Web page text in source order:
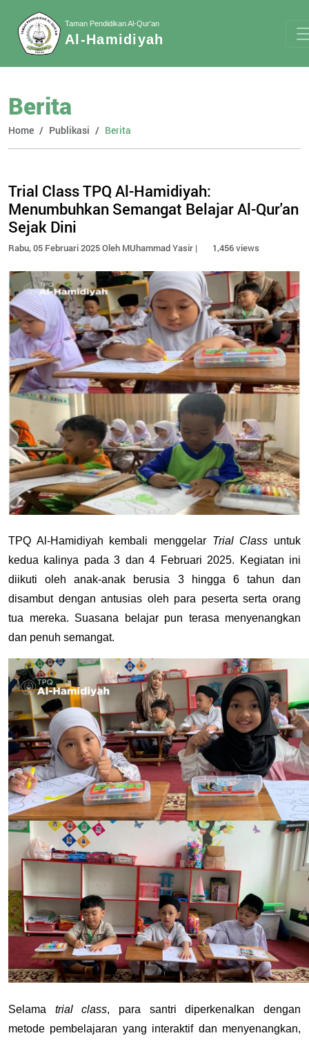
Taman Pendidikan Al-Qur'an
Al-Hamidiyah
Berita
Home Publikasi Berita
Trial Class TPQ Al-Hamidiyah:
Menumbuhkan Semangat Belajar Al-Qur'an
Sejak Dini
Rabu, 05 Februari 2025 Oleh MUhammad Yasir | 1,456 views
TPQ Al-Hamidiyah kembali menggelar Trial Class untuk
kedua kalinya pada 3 dan 4 Februari 2025. Kegiatan ini
diikuti oleh anak-anak berusia 3 hingga 6 tahun dan
disambut dengan antusias oleh para peserta serta orang
tua mereka. Suasana belajar pun terasa menyenangkan
dan penuh semangat.
Selama trial class, para santri diperkenalkan dengan
metode pembelajaran yang interaktif dan menyenangkan,